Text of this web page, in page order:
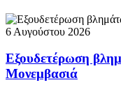
6 Αυγούστου 2026
Εξουδετέρωση
Μονεμβασιά